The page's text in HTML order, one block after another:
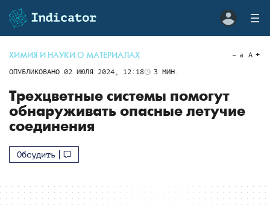
ХИМИЯ И НАУКИ О МАТЕРИАЛАХ
ОПУБЛИКОВАНО 02 ИЮЛЯ 2024, 12:18 3 МИН.
a A
Трехцветные системы помогут
обнаруживать опасные летучие
соединения
Обсудить